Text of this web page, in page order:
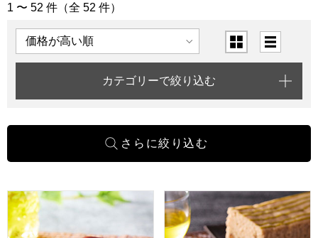
「賀寿のお祝い」の商品一覧
1 〜 52 件（全 52 件）
表示順 表示切替
カテゴリーで絞り込む
小男鹿本舗 冨士屋 水羊羹 8個入【年間ギフト】
小男鹿本舗 冨士屋 小男鹿 半